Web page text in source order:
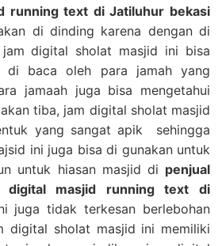
running text di Jatiluhur bekasi
di dinding karena dengan di
digital sholat masjid ini bisa
di baca oleh para jamah yang
jamaah juga bisa mengetahui
tiba, jam digital sholat masjid
yang sangat apik sehingga
ini juga bisa di gunakan untuk
untuk hiasan masjid di penjual
digital masjid running text di
tidak terkesan berlebohan
digital sholat masjid ini memiliki